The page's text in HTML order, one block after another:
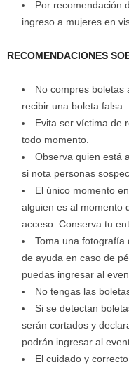
Por recomendación
ingreso a mujeres en
RECOMENDACIONES
No compres boletas
recibir una boleta falsa.
Evita ser víctima de
todo momento.
Observa quien está
si nota personas
El único momento
alguien es al momento
acceso. Conserva tu
Toma una
de ayuda en caso de
puedas ingresar al
No tengas las
Si se detectan
serán cortados y
podrán ingresar al
El cuidado y